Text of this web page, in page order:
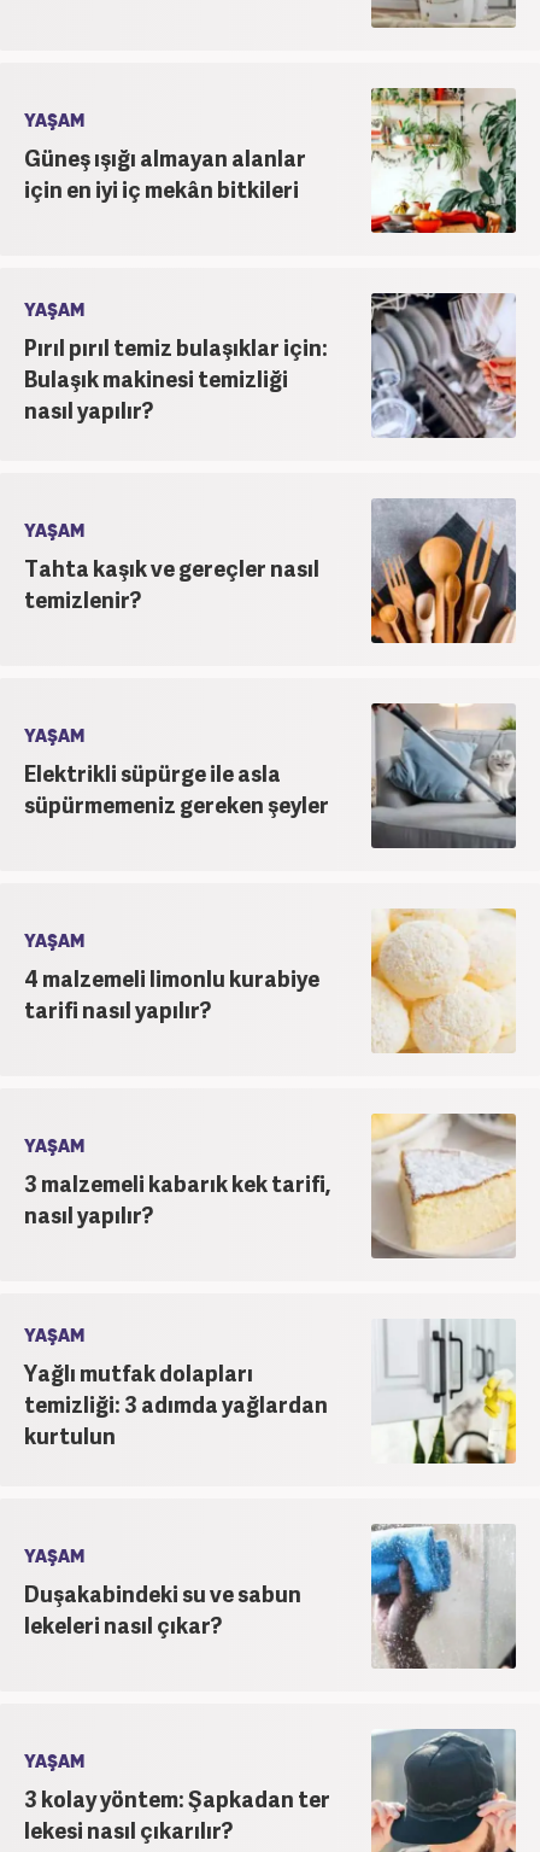
YAŞAM
Güneş ışığı almayan alanlar
için en iyi iç mekân bitkileri
YAŞAM
Pırıl pırıl temiz bulaşıklar için:
Bulaşık makinesi temizliği
nasıl yapılır?
YAŞAM
Tahta kaşık ve gereçler nasıl
temizlenir?
YAŞAM
Elektrikli süpürge ile asla
süpürmemeniz gereken şeyler
YAŞAM
4 malzemeli limonlu kurabiye
tarifi nasıl yapılır?
YAŞAM
3 malzemeli kabarık kek tarifi,
nasıl yapılır?
YAŞAM
Yağlı mutfak dolapları
temizliği: 3 adımda yağlardan
kurtulun
YAŞAM
Duşakabindeki su ve sabun
lekeleri nasıl çıkar?
YAŞAM
3 kolay yöntem: Şapkadan ter
lekesi nasıl çıkarılır?